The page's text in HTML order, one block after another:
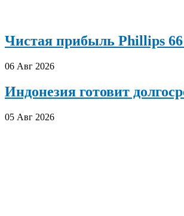
Чистая прибыль Phillips 66
06 Авг 2026
Индонезия готовит
05 Авг 2026